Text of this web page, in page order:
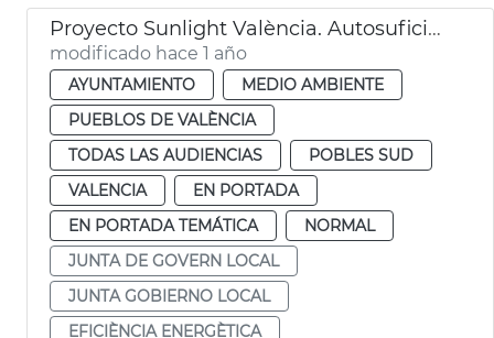
Proyecto Sunlight València. Autosuficiencia energética en El Perellonet
modificado hace 1 año
AYUNTAMIENTO
MEDIO AMBIENTE
PUEBLOS DE VALÈNCIA
TODAS LAS AUDIENCIAS
POBLES SUD
VALENCIA
EN PORTADA
EN PORTADA TEMÁTICA
NORMAL
JUNTA DE GOVERN LOCAL
JUNTA GOBIERNO LOCAL
EFICIÈNCIA ENERGÈTICA